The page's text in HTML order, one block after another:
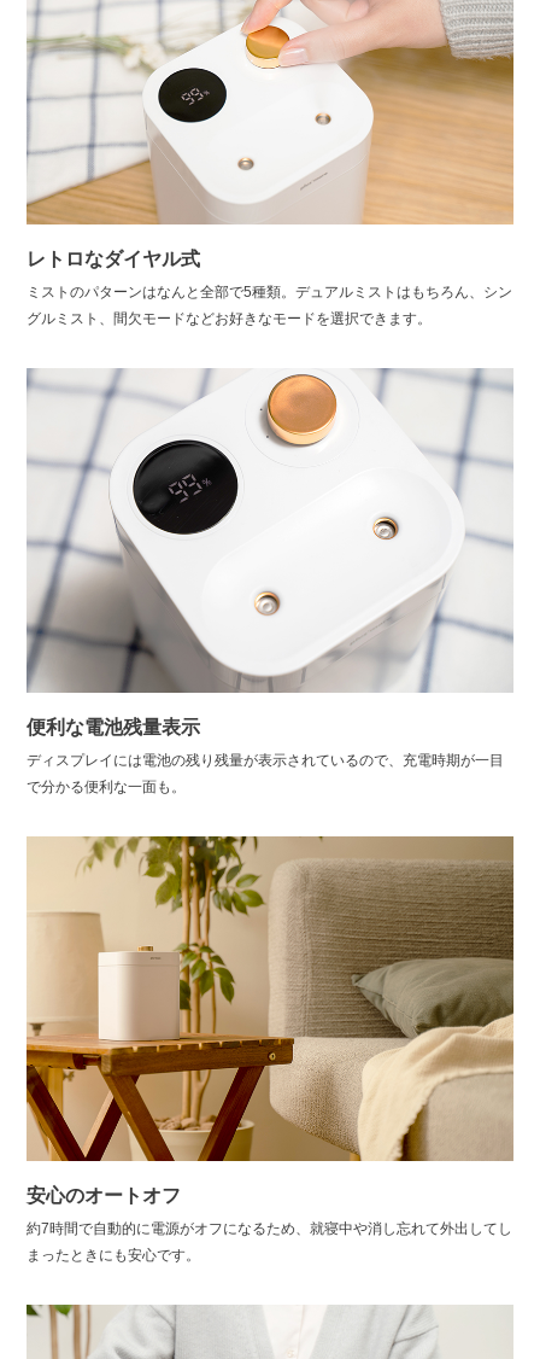
レトロなダイヤル式
ミストのパターンはなんと全部で5種類。デュアルミストはもちろん、シン
グルミスト、間欠モードなどお好きなモードを選択できます。
便利な電池残量表示
ディスプレイには電池の残り残量が表示されているので、充電時期が一目
で分かる便利な一面も。
安心のオートオフ
約7時間で自動的に電源がオフになるため、就寝中や消し忘れて外出してし
まったときにも安心です。